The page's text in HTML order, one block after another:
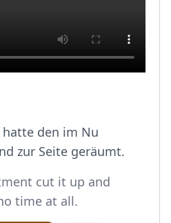
hatte den im Nu
zur Seite geräumt.
cut it up and
time at all.